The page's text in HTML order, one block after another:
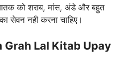
को शराब, मांस, अंडे और बहुत
सेवन नही करना चाहिए।
Grah Lal Kitab Upay